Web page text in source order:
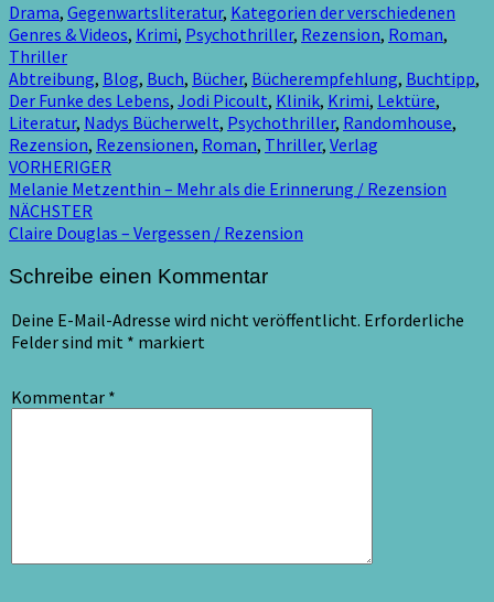
Drama, Gegenwartsliteratur, Kategorien der verschiedenen
Genres & Videos, Krimi, Psychothriller, Rezension, Roman,
Thriller
Abtreibung, Blog, Buch, Bücher, Bücherempfehlung, Buchtipp,
Der Funke des Lebens, Jodi Picoult, Klinik, Krimi, Lektüre,
Literatur, Nadys Bücherwelt, Psychothriller, Randomhouse,
Rezension, Rezensionen, Roman, Thriller, Verlag
Beitragsnavigation
VORHERIGER
Melanie Metzenthin – Mehr als die Erinnerung / Rezension
NÄCHSTER
Claire Douglas – Vergessen / Rezension
Schreibe einen Kommentar
Deine E-Mail-Adresse wird nicht veröffentlicht. Erforderliche
Felder sind mit * markiert
Kommentar *